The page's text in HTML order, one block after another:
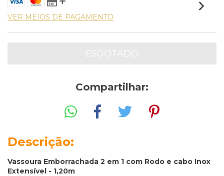
VER MEIOS DE PAGAMENTO
Compartilhar:
Descrição:
Vassoura Emborrachada 2 em 1 com Rodo e cabo Inox
Extensível - 1,20m